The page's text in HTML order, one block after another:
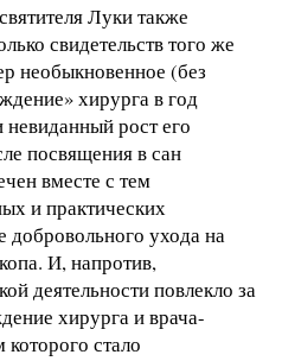
Луки также
свидетельств того же
необыкновенное (без
хирурга в год
невиданный рост его
посвящения в сан
вместе с тем
и практических
добровольного ухода на
И, напротив,
деятельности повлекло за
хирурга и врача-
стало